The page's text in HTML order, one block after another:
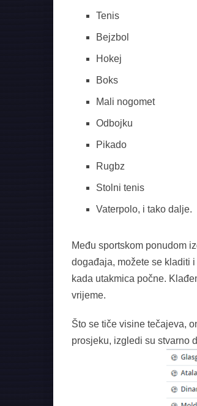
Tenis
Bejzbol
Hokej
Boks
Mali nogomet
Odbojku
Pikado
Rugbz
Stolni tenis
Vaterpolo, i tako dalje.
Među sportskom ponudom
događaja, možete se kladiti
kada utakmica počne.
vrijeme.
Što se tiče visine tečajeva,
prosjeku, izgledi su stvarno